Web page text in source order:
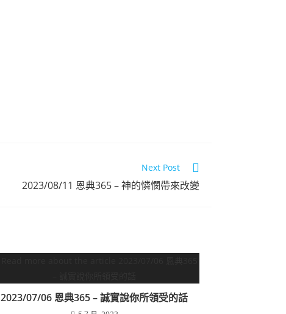
Next Post
2023/08/11 恩典365 – 神的憐憫帶來改變
2023/07/06 恩典365 – 誠實說你所領受的話